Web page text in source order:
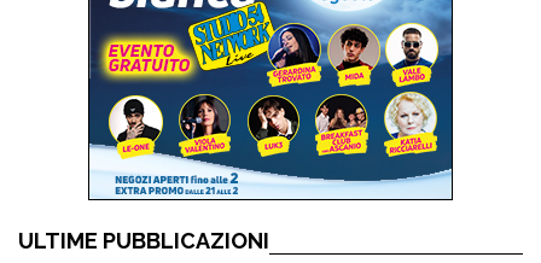
ULTIME PUBBLICAZIONI